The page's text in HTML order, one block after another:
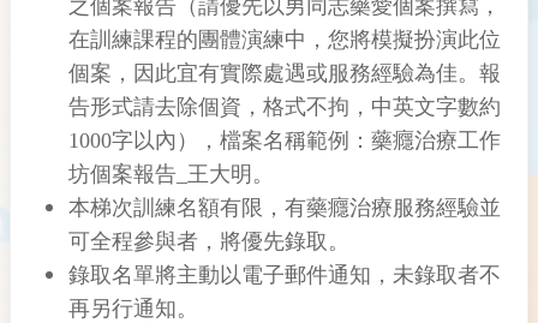
之個案報告（請優先以男同志藥愛個案撰寫，
在訓練課程的團體演練中，您將模擬扮演此位
個案，因此宜有實際處遇或服務經驗為佳。報
告形式請去除個資，格式不拘，中英文字數約
1000字以內），檔案名稱範例：藥癮治療工作
坊個案報告_王大明。
本梯次訓練名額有限，有藥癮治療服務經驗並
可全程參與者，將優先錄取。
錄取名單將主動以電子郵件通知，未錄取者不
再另行通知。